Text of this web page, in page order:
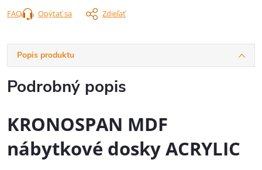
Opýtať sa Zdieľať
FAQ
Popis produktu
Podrobný popis
KRONOSPAN MDF
nábytkové dosky ACRYLIC